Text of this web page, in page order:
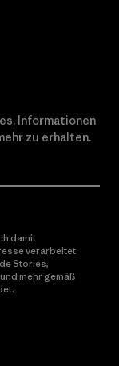
Informationen
zu erhalten.
damit
verarbeitet
Stories,
mehr gemäß